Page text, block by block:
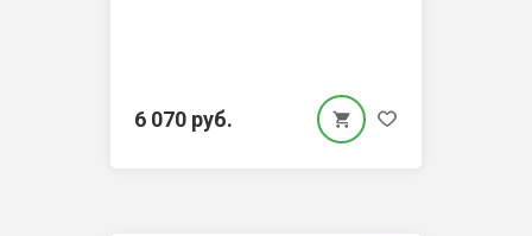
6 070 руб.